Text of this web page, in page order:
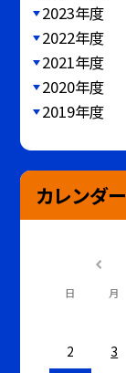
2023年度
2022年度
2021年度
2020年度
2019年度
カレンダー
日 月
2
3